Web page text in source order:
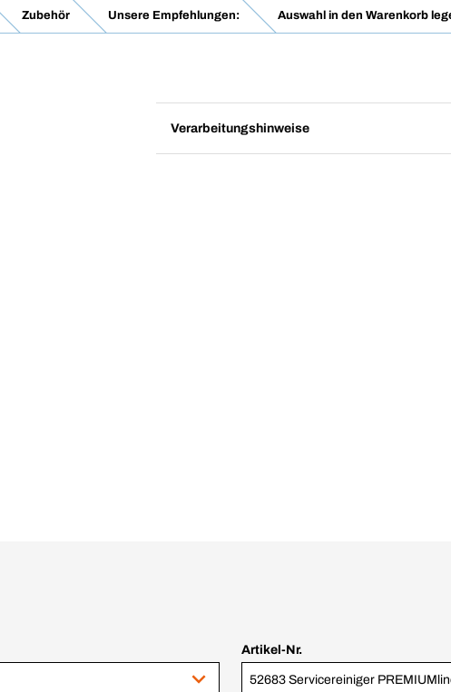
Zubehör Unsere Empfehlungen: Auswahl in den Warenkorb
Verarbeitungshinweise
Artikel-Nr.
52683 Servicereiniger